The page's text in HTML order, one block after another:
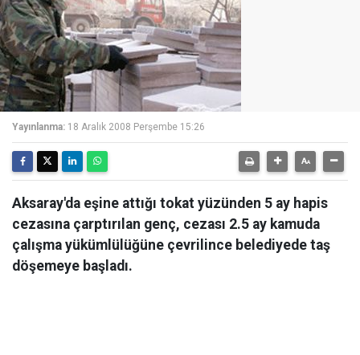
Yayınlanma: 18 Aralık 2008 Perşembe 15:26
Aksaray'da eşine attığı tokat yüzünden 5 ay hapis
cezasına çarptırılan genç, cezası 2.5 ay kamuda
çalışma yükümlülüğüne çevrilince belediyede taş
döşemeye başladı.